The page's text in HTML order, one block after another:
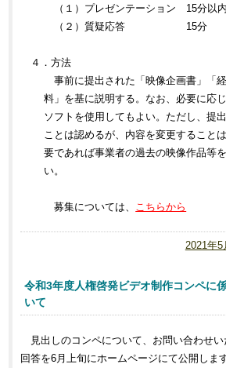
（１）プレゼンテーション 15分以内
（２）質疑応答 15分
４．方法
事前に提出された「映像企画書」「
料」を基に説明する。なお、必要に応
ソフトを使用してもよい。ただし、提
ことは認めるが、内容を変更すること
要であれば事業者の過去の映像作品等
い。
募集については、 こちらから
2021年5
令和3年度人権啓発ビデオ制作コンペに
いて
見出しのコンペについて、お問い合わせ
回答を6月上旬にホームページにて公開しま